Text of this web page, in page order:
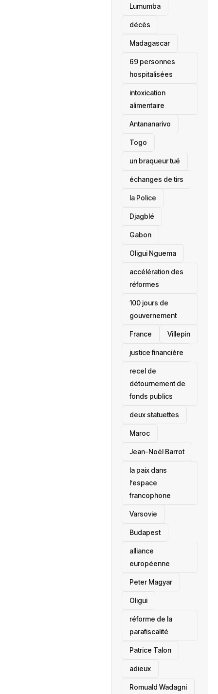
Lumumba
décès
‎Madagascar
69 personnes
hospitalisées
intoxication
alimentaire
Antananarivo
‎Togo
un braqueur tué
échanges de tirs
la Police
Djagblé
Gabon
Oligui Nguema
accélération des
réformes
100 jours de
gouvernement
France Villepin
justice financière
recel de
détournement de
fonds publics
deux statuettes
Maroc
Jean-Noël Barrot
la paix dans
l’espace
francophone
‎Varsovie
Budapest
alliance
européenne
Peter Magyar
Oligui
réforme de la
parafiscalité
Patrice Talon
adieux
Romuald Wadagni